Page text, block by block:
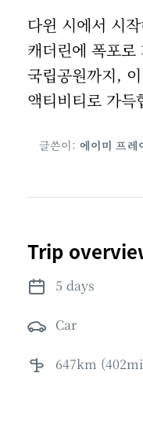
다윈 시에서 시
캐더린에 폭포
국립공원까지,
액티비티로 가득
글쓴이: 에이미 프
Trip
5 days
car
647km